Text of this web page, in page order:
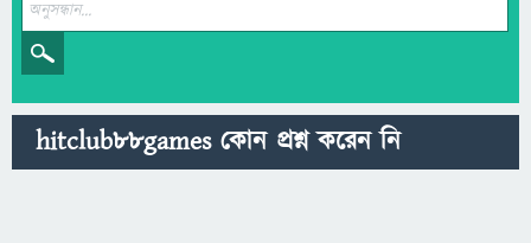
hitclub88games কোন প্রশ্ন করেন নি